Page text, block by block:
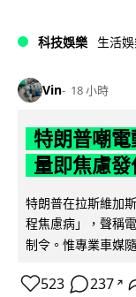
科技娛樂 生活
Vin 18 小時
特朗普嘲
量即焦慮
特朗普在拉斯維加
程焦慮病」，聲稱
制令。惟專業車媒
523 237 ↗